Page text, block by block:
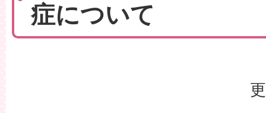
症について